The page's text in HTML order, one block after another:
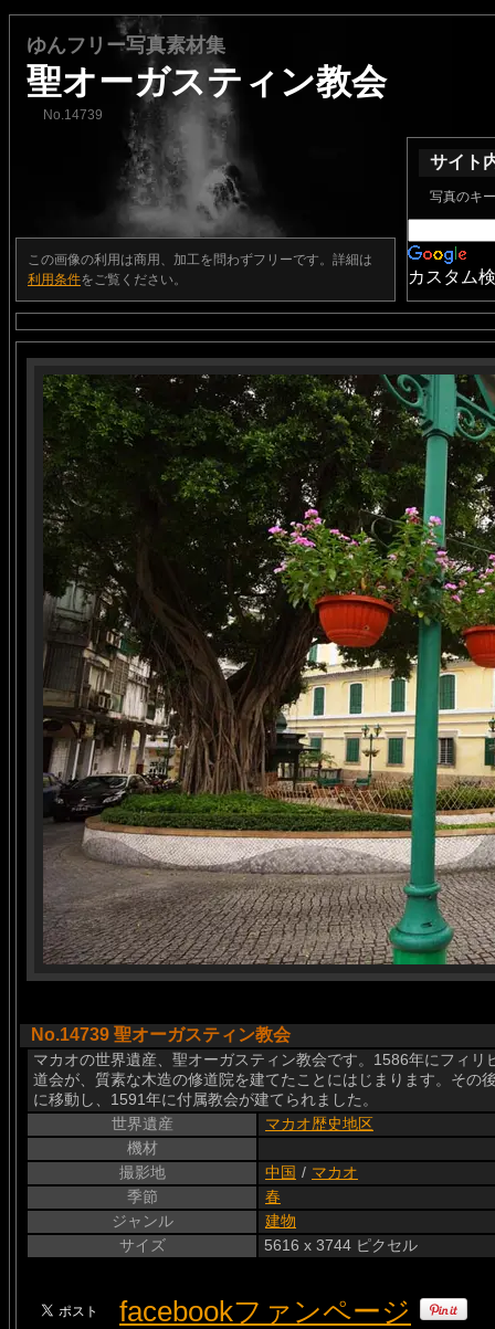
ゆんフリー写真素材集
聖オーガスティン教会
No.14739
この画像の利用は商用、加工を問わずフリーです。詳細は
利用条件をご覧ください。
サイト
写真のキ
カスタム
No.14739 聖オーガスティン教会
マカオの世界遺産、聖オーガスティン教会です。1586年にフィ
道会が、質素な木造の修道院を建てたことにはじまります。その
に移動し、1591年に付属教会が建てられました。
世界遺産
マカオ歴史地区
機材
撮影地
中国 / マカオ
季節
春
ジャンル
建物
サイズ
5616 x 3744 ピクセル
facebookファンページ